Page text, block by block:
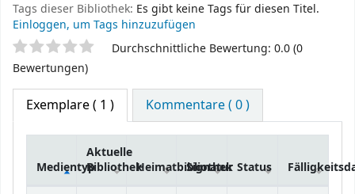
Tags dieser Bibliothek: Es gibt keine Tags für diesen Titel.
Einloggen, um Tags hinzuzufügen
SternchenbewertungDurchschnittliche Bewertung: 0.0 (0
Bewertungen)
Exemplare( 1 ) Kommentare ( 0 )
Medientyp
Aktuelle
BibliothekHeimatbibliothek
Signatur Status